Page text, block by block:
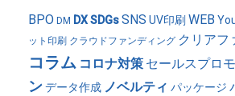
BPO DM DXSDGsSNS UV印刷 WEB
ット印刷 クラウドファンディング クリアフ
コラム コロナ対策 セールスプロ
ンデータ作成 ノベルティ パッケージ